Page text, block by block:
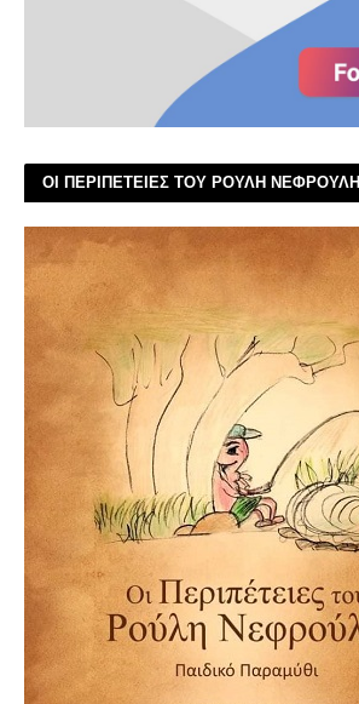
ΟΙ ΠΕΡΙΠΕΤΕΙΕΣ ΤΟΥ ΡΟΥΛΗ ΝΕΦΡΟΥΛΗ